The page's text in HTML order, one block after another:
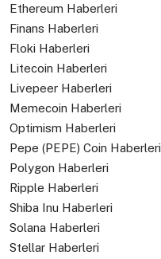
Ethereum Haberleri
Finans Haberleri
Floki Haberleri
Litecoin Haberleri
Livepeer Haberleri
Memecoin Haberleri
Optimism Haberleri
Pepe (PEPE) Coin Haberleri
Polygon Haberleri
Ripple Haberleri
Shiba Inu Haberleri
Solana Haberleri
Stellar Haberleri